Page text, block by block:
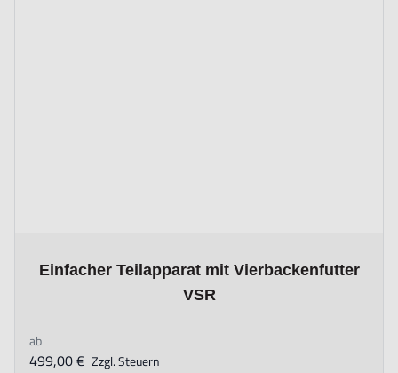
Einfacher Teilapparat mit Vierbackenfutter
VSR
The price depends on the options chosen on the product page
ab
499,00 € Zzgl. Steuern